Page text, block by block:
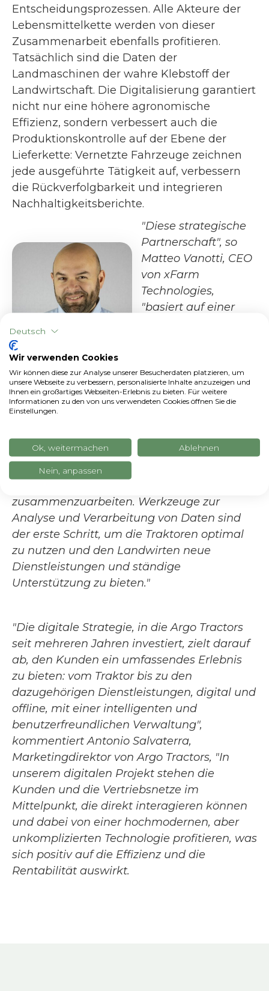
Entscheidungsprozessen. Alle Akteure der
Lebensmittelkette werden von dieser
Zusammenarbeit ebenfalls profitieren.
Tatsächlich sind die Daten der
Landmaschinen der wahre Klebstoff der
Landwirtschaft. Die Digitalisierung garantiert
nicht nur eine höhere agronomische
Effizienz, sondern verbessert auch die
Produktionskontrolle auf der Ebene der
Lieferkette: Vernetzte Fahrzeuge zeichnen
jede ausgeführte Tätigkeit auf, verbessern
die Rückverfolgbarkeit und integrieren
Nachhaltigkeitsberichte.
"Diese strategische
Partnerschaft", so
Matteo Vanotti, CEO
von xFarm
Technologies,
"basiert auf einer
besten geeigneten
technologischen
Werkzeuge zur Verfügung zu stellen, um
produzieren. Landmaschinen sind eine
unschätzbare Datenquelle, und wir freuen
uns, mit einem internationalen Akteur wie
zusammenzuarbeiten. Werkzeuge zur
Analyse und Verarbeitung von Daten sind
der erste Schritt, um die Traktoren optimal
zu nutzen und den Landwirten neue
Dienstleistungen und ständige
Unterstützung zu bieten."
"Die digitale Strategie, in die Argo Tractors
seit mehreren Jahren investiert, zielt darauf
ab, den Kunden ein umfassendes Erlebnis
zu bieten: vom Traktor bis zu den
dazugehörigen Dienstleistungen, digital und
offline, mit einer intelligenten und
benutzerfreundlichen Verwaltung",
kommentiert Antonio Salvaterra,
Marketingdirektor von Argo Tractors, "In
unserem digitalen Projekt stehen die
Kunden und die Vertriebsnetze im
Mittelpunkt, die direkt interagieren können
und dabei von einer hochmodernen, aber
unkomplizierten Technologie profitieren, was
sich positiv auf die Effizienz und die
Rentabilität auswirkt.
Deutsch
Wir verwenden Cookies
Wir können diese zur Analyse unserer Besucherdaten platzieren, um
unsere Webseite zu verbessern, personalisierte Inhalte anzuzeigen und
Ihnen ein großartiges Webseiten-Erlebnis zu bieten. Für weitere
Informationen zu den von uns verwendeten Cookies öffnen Sie die
Einstellungen.
Ok, weitermachen Ablehnen
Nein, anpassen